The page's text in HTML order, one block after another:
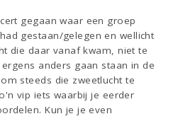
gegaan waar een groep
gestaan/gelegen en wellicht
die daar vanaf kwam, niet te
anders gaan staan in de
steeds die zweetlucht te
vip iets waarbij je eerder
Kun je je even